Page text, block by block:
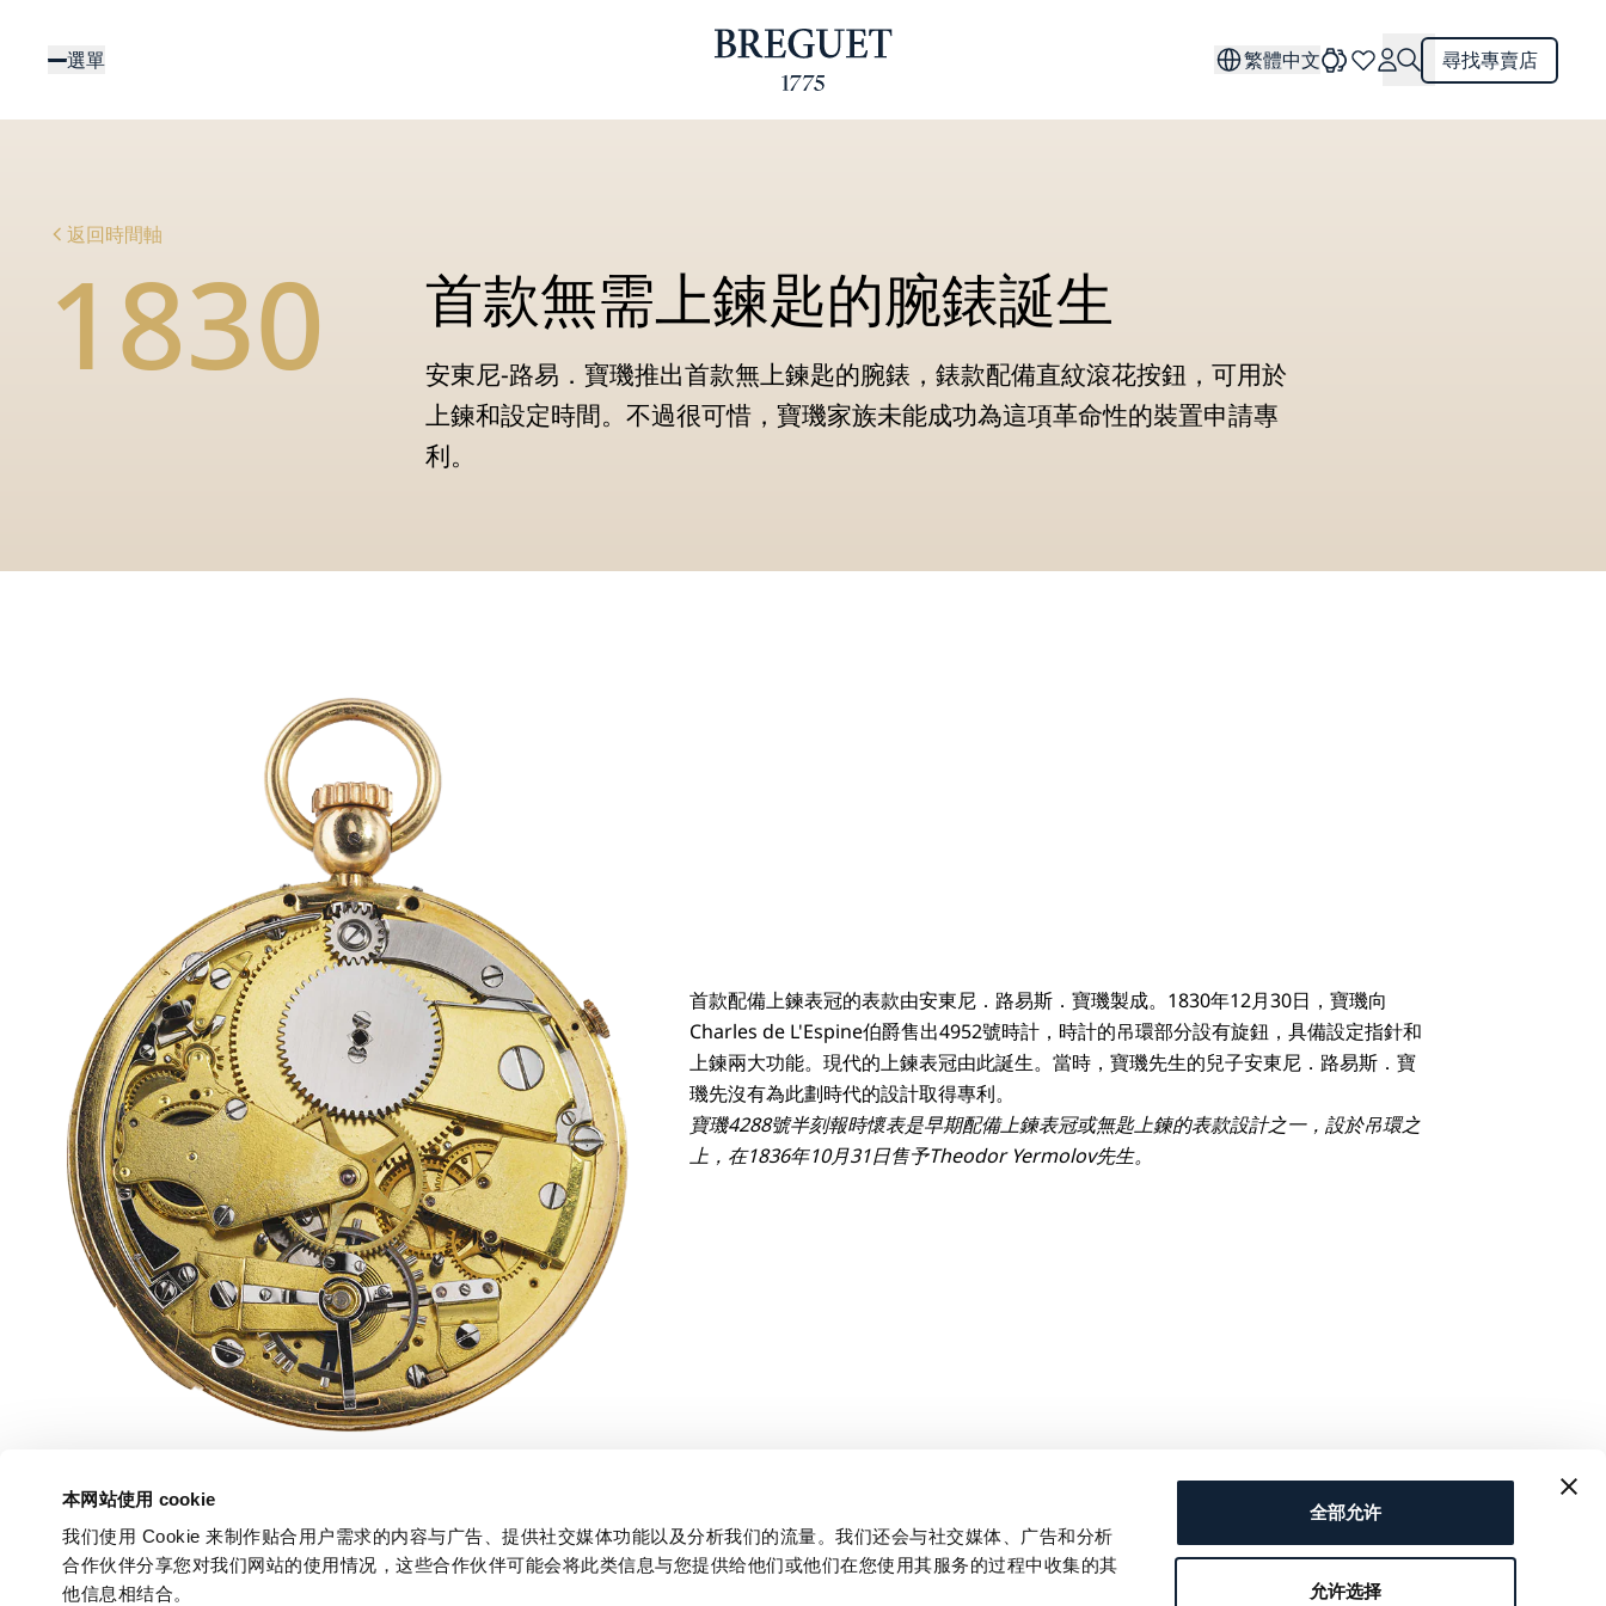
本网站使用 cookie
我们使用 Cookie 来制作贴合用户需求的内容与广告、提供社交媒体功能以及分析我们的流量。我们还会与社交媒体、广告和分析
合作伙伴分享您对我们网站的使用情况，这些合作伙伴可能会将此类信息与您提供给他们或他们在您使用其服务的过程中收集的其
他信息相结合。
全部允许
允许选择
選單 繁體中文 尋找專賣店
返回時間軸
1830 首款無需上鍊匙的腕錶誕生
安東尼-路易．寶璣推出首款無上鍊匙的腕錶，錶款配備直紋滾花按鈕，可用於
上鍊和設定時間。不過很可惜，寶璣家族未能成功為這項革命性的裝置申請專
利。
首款配備上鍊表冠的表款由安東尼．路易斯．寶璣製成。1830年12月30日，寶璣向
Charles de L'Espine伯爵售出4952號時計，時計的吊環部分設有旋鈕，具備設定指針和
上鍊兩大功能。現代的上鍊表冠由此誕生。當時，寶璣先生的兒子安東尼．路易斯．寶
璣先沒有為此劃時代的設計取得專利。
寶璣4288號半刻報時懷表是早期配備上鍊表冠或無匙上鍊的表款設計之一，設於吊環之
上，在1836年10月31日售予Theodor Yermolov先生。